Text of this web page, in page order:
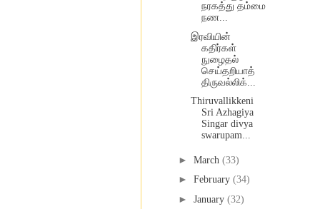
நரகத்து தம்மை
நண...
இரவியின்
கதிர்கள்
நுழைதல்
செய்தறியாத்
திருவல்லிக்...
Thiruvallikkeni
Sri Azhagiya
Singar divya
swarupam...
► March (33)
► February (34)
► January (32)